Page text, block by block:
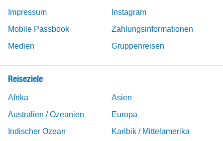
Impressum
Instagram
Mobile Passbook
Zahlungsinformationen
Medien
Gruppenreisen
Reiseziele
Afrika
Asien
Australien / Ozeanien
Europa
Indischer Ozean
Karibik / Mittelamerika